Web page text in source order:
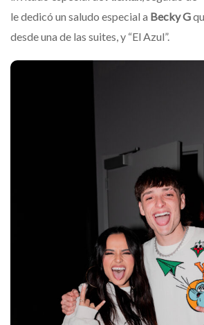
le dedicó un saludo especial a Becky G
desde una de las suites, y “El Azul”.